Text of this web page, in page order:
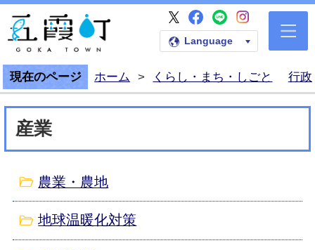
五霞町公式ホームペー
五霞町公式X
五霞町公式
五霞町公式
五霞町
Language
現在のページ ホーム > くらし・まち・しごと 行政
産業
農業・農地
地球温暖化対策